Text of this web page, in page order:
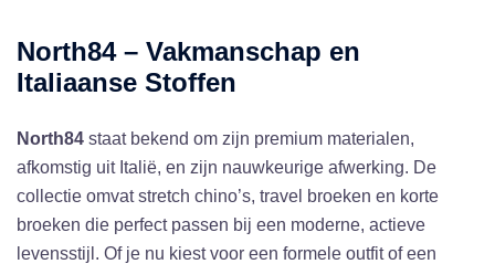
North84 – Vakmanschap en
Italiaanse Stoffen
North84 staat bekend om zijn premium materialen,
afkomstig uit Italië, en zijn nauwkeurige afwerking. De
collectie omvat stretch chino’s, travel broeken en korte
broeken die perfect passen bij een moderne, actieve
levensstijl. Of je nu kiest voor een formele outfit of een